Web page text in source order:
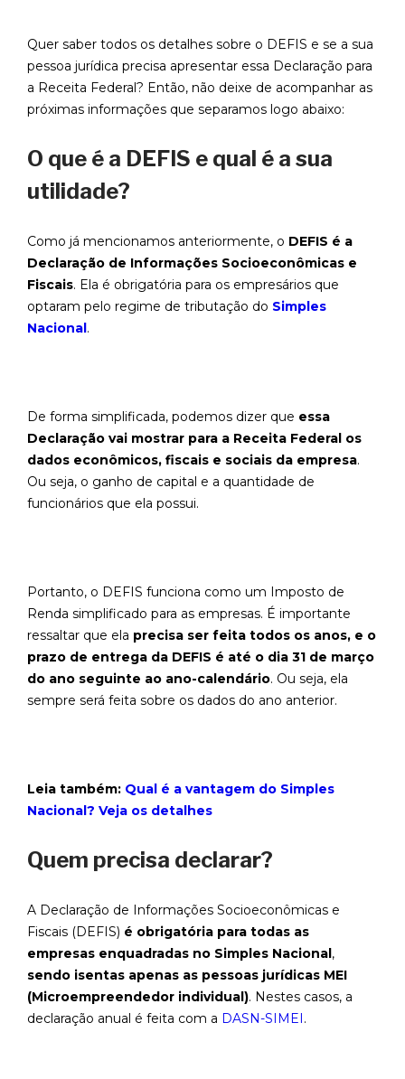
Quer saber todos os detalhes sobre o DEFIS e se a sua
pessoa jurídica precisa apresentar essa Declaração para
a Receita Federal? Então, não deixe de acompanhar as
próximas informações que separamos logo abaixo:
O que é a DEFIS e qual é a sua
utilidade?
Como já mencionamos anteriormente, o DEFIS é a
Declaração de Informações Socioeconômicas e
Fiscais. Ela é obrigatória para os empresários que
optaram pelo regime de tributação do Simples
Nacional .
De forma simplificada, podemos dizer que essa
Declaração vai mostrar para a Receita Federal os
dados econômicos, fiscais e sociais da empresa.
Ou seja, o ganho de capital e a quantidade de
funcionários que ela possui.
Portanto, o DEFIS funciona como um Imposto de
Renda simplificado para as empresas. É importante
ressaltar que ela precisa ser feita todos os anos, e o
prazo de entrega da DEFIS é até o dia 31 de março
do ano seguinte ao ano-calendário. Ou seja, ela
sempre será feita sobre os dados do ano anterior.
Leia também: Qual é a vantagem do Simples
Nacional? Veja os detalhes
Quem precisa declarar?
A Declaração de Informações Socioeconômicas e
Fiscais (DEFIS) é obrigatória para todas as
empresas enquadradas no Simples Nacional ,
sendo isentas apenas as pessoas jurídicas MEI
(Microempreendedor individual). Nestes casos, a
declaração anual é feita com a DASN-SIMEI .